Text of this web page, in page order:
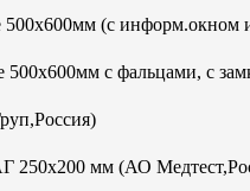
(с информ.окном
500х600мм с фальцами, с
мм (АО